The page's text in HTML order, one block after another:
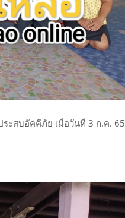
ระสบอัคคีภัย เมื่อวันที่ 3 ก.ค. 65